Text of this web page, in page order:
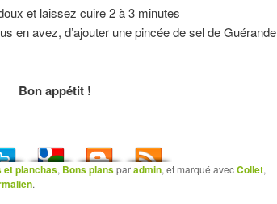
et laissez cuire 2 à 3 minutes
en avez, d’ajouter une pincée de sel de Guérande
Bon appétit !
et planchas, Bons plansparadmin, et marqué avecCollet,
.